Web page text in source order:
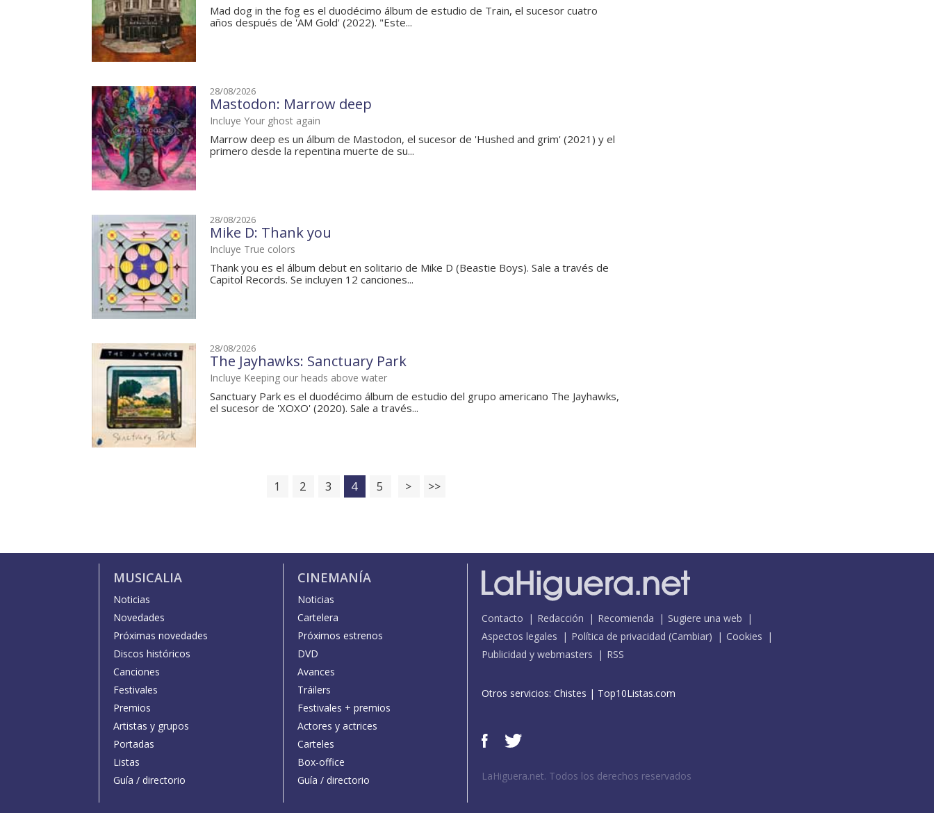
Mad dog in the fog es el duodécimo álbum de estudio de Train, el sucesor cuatro
años después de 'AM Gold' (2022). "Este...
28/08/2026
Mastodon: Marrow deep
Incluye Your ghost again
Marrow deep es un álbum de Mastodon, el sucesor de 'Hushed and grim' (2021) y el
primero desde la repentina muerte de su...
28/08/2026
Mike D: Thank you
Incluye True colors
Thank you es el álbum debut en solitario de Mike D (Beastie Boys). Sale a través de
Capitol Records. Se incluyen 12 canciones...
28/08/2026
The Jayhawks: Sanctuary Park
Incluye Keeping our heads above water
Sanctuary Park es el duodécimo álbum de estudio del grupo americano The Jayhawks,
el sucesor de 'XOXO' (2020). Sale a través...
1 2 3 4 5 > >>
MUSICALIA
Noticias
Novedades
Próximas novedades
Discos históricos
Canciones
Festivales
Premios
Artistas y grupos
Portadas
Listas
Guía / directorio
CINEMANÍA
Noticias
Cartelera
Próximos estrenos
DVD
Avances
Tráilers
Festivales + premios
Actores y actrices
Carteles
Box-office
Guía / directorio
Contacto Redacción Recomienda
Sugiere una web
Aspectos legales
Política de privacidad (Cambiar)
Cookies
Publicidad y webmasters
RSS
Otros servicios: Chistes | Top10Listas.com
LaHiguera.net. Todos los derechos reservados